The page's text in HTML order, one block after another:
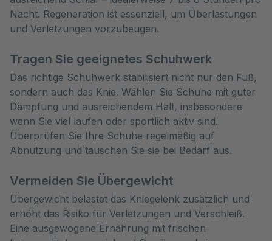
Nacht. Regeneration ist essenziell, um Überlastungen
und Verletzungen vorzubeugen.
Tragen Sie geeignetes Schuhwerk
Das richtige Schuhwerk stabilisiert nicht nur den Fuß,
sondern auch das Knie. Wählen Sie Schuhe mit guter
Dämpfung und ausreichendem Halt, insbesondere
wenn Sie viel laufen oder sportlich aktiv sind.
Überprüfen Sie Ihre Schuhe regelmäßig auf
Abnutzung und tauschen Sie sie bei Bedarf aus.
Vermeiden Sie Übergewicht
Übergewicht belastet das Kniegelenk zusätzlich und
erhöht das Risiko für Verletzungen und Verschleiß.
Eine ausgewogene Ernährung mit frischen